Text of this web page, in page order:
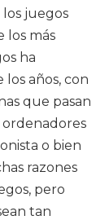
juegos
los más
ha
años, con
que pasan
ordenadores
o bien
razones
pero
tan